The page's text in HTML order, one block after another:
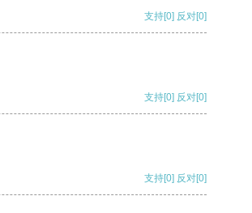
支持[0] 反对[0]
支持[0] 反对[0]
支持[0] 反对[0]